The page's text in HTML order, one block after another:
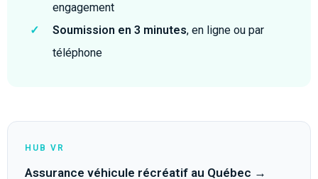
engagement
✓
Soumission en 3 minutes, en ligne ou par
téléphone
HUB VR
Assurance véhicule récréatif au Québec →